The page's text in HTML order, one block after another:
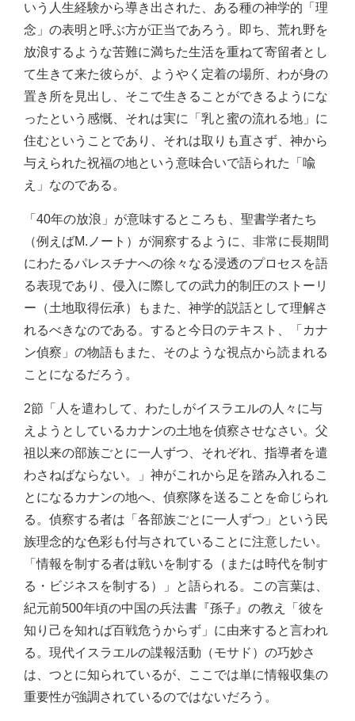
いう人生経験から導き出された、ある種の神学的「理
念」の表明と呼ぶ方が正当であろう。即ち、荒れ野を
放浪するような苦難に満ちた生活を重ねて寄留者とし
て生きて来た彼らが、ようやく定着の場所、わが身の
置き所を見出し、そこで生きることができるようにな
ったという感慨、それは実に「乳と蜜の流れる地」に
住むということであり、それは取りも直さず、神から
与えられた祝福の地という意味合いで語られた「喩
え」なのである。
「40年の放浪」が意味するところも、聖書学者たち
（例えばM.ノート）が洞察するように、非常に長期間
にわたるパレスチナへの徐々なる浸透のプロセスを語
る表現であり、侵入に際しての武力的制圧のストーリ
ー（土地取得伝承）もまた、神学的説話として理解さ
れるべきなのである。すると今日のテキスト、「カナ
ン偵察」の物語もまた、そのような視点から読まれる
ことになるだろう。
2節「人を遣わして、わたしがイスラエルの人々に与
えようとしているカナンの土地を偵察させなさい。父
祖以来の部族ごとに一人ずつ、それぞれ、指導者を遣
わさねばならない。」神がこれから足を踏み入れるこ
とになるカナンの地へ、偵察隊を送ることを命じられ
る。偵察する者は「各部族ごとに一人ずつ」という民
族理念的な色彩も付与されていることに注意したい。
「情報を制する者は戦いを制する（または時代を制す
る・ビジネスを制する）」と語られる。この言葉は、
紀元前500年頃の中国の兵法書『孫子』の教え「彼を
知り己を知れば百戦危うからず」に由来すると言われ
る。現代イスラエルの諜報活動（モサド）の巧妙さ
は、つとに知られているが、ここでは単に情報収集の
重要性が強調されているのではないだろう。